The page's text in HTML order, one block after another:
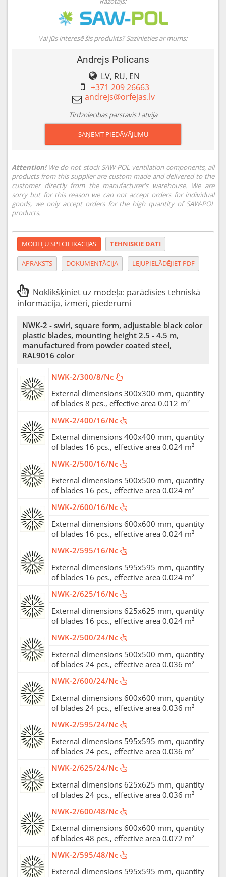
Vai jūs interesē šis produkts? Sazinieties ar mums:
Andrejs Policans
LV, RU, EN
+371 209 26663
Tirdzniecības pārstāvis Latvijā
SAŅEMT PIEDĀVĀJUMU
Attention!We do not stock SAW-POL ventilation components, all
products from this supplier are custom made and delivered to the
customer directly from the manufacturer's warehouse. We are
sorry but for this reason we can not accept orders for individual
goods, we only accept orders for the high quantity of SAW-POL
products.
MODEĻU SPECIFIKĀCIJAS TEHNISKIE DATI
APRAKSTS DOKUMENTĀCIJA LEJUPIELĀDĒJIET PDF
Noklikšķiniet uz modeļa: parādīsies tehniskā
informācija, izmēri, piederumi
NWK-2 - swirl, square form, adjustable black color
plastic blades, mounting height 2.5 - 4.5 m,
manufactured from powder coated steel,
RAL9016 color
NWK-2/300/8/Nc
External dimensions 300x300 mm, quantity
of blades 8 pcs., effective area 0.012 m²
NWK-2/400/16/Nc
External dimensions 400x400 mm, quantity
of blades 16 pcs., effective area 0.024 m²
NWK-2/500/16/Nc
External dimensions 500x500 mm, quantity
of blades 16 pcs., effective area 0.024 m²
NWK-2/600/16/Nc
External dimensions 600x600 mm, quantity
of blades 16 pcs., effective area 0.024 m²
NWK-2/595/16/Nc
External dimensions 595x595 mm, quantity
of blades 16 pcs., effective area 0.024 m²
NWK-2/625/16/Nc
External dimensions 625x625 mm, quantity
of blades 16 pcs., effective area 0.024 m²
NWK-2/500/24/Nc
External dimensions 500x500 mm, quantity
of blades 24 pcs., effective area 0.036 m²
NWK-2/600/24/Nc
External dimensions 600x600 mm, quantity
of blades 24 pcs., effective area 0.036 m²
NWK-2/595/24/Nc
External dimensions 595x595 mm, quantity
of blades 24 pcs., effective area 0.036 m²
NWK-2/625/24/Nc
External dimensions 625x625 mm, quantity
of blades 24 pcs., effective area 0.036 m²
NWK-2/600/48/Nc
External dimensions 600x600 mm, quantity
of blades 48 pcs., effective area 0.072 m²
NWK-2/595/48/Nc
External dimensions 595x595 mm, quantity